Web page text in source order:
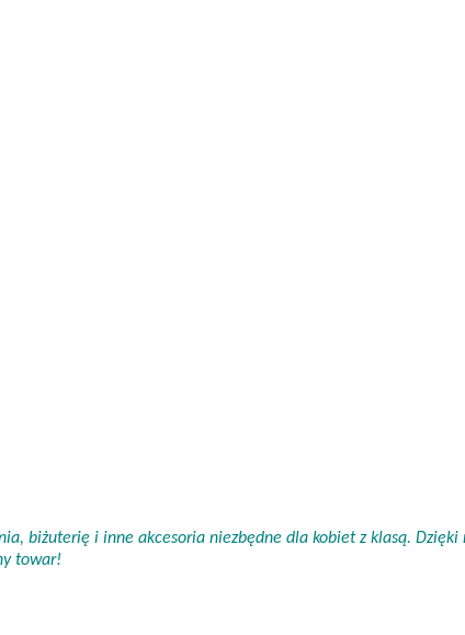
biżuterię i inne akcesoria niezbędne dla kobiet z klasą. Dzięki
towar!